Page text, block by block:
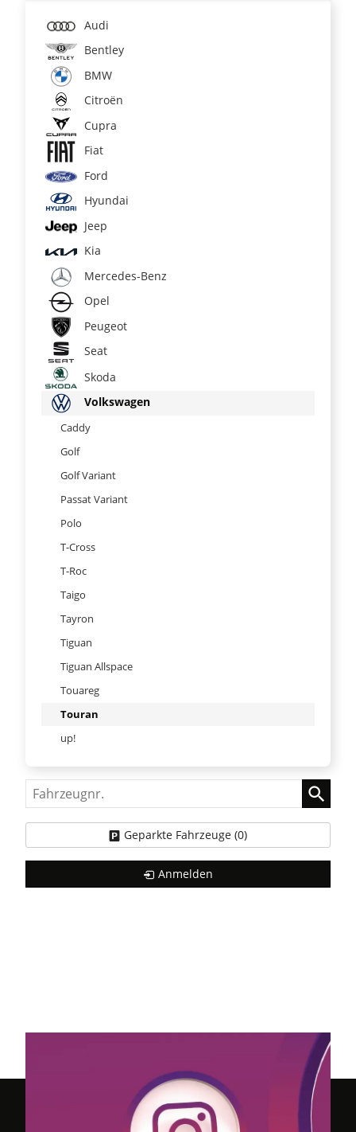
Audi
Bentley
BMW
Citroën
Cupra
Fiat
Ford
Hyundai
Jeep
Kia
Mercedes-Benz
Opel
Peugeot
Seat
Skoda
Volkswagen
Caddy
Golf
Golf Variant
Passat Variant
Polo
T-Cross
T-Roc
Taigo
Tayron
Tiguan
Tiguan Allspace
Touareg
Touran
up!
Fahrzeugnr.
Geparkte Fahrzeuge (0)
Anmelden